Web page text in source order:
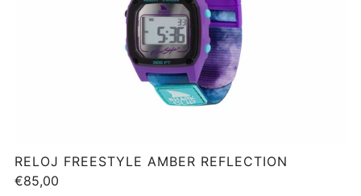
RELOJ FREESTYLE AMBER REFLECTION
€85,00